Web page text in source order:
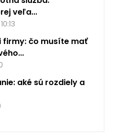
veľa...
firmy: čo musíte mať
aké sú rozdiely a